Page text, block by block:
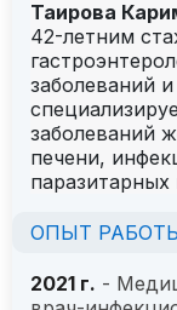
Таирова
42-летним
заболеваний
заболеваний
печени,
ОПЫТ
2021 г. -